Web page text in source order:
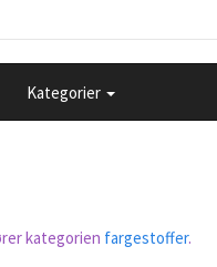
Kategorier
kategorien fargestoffer.